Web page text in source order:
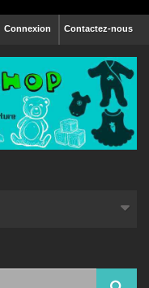
Contactez-nous
Connexion